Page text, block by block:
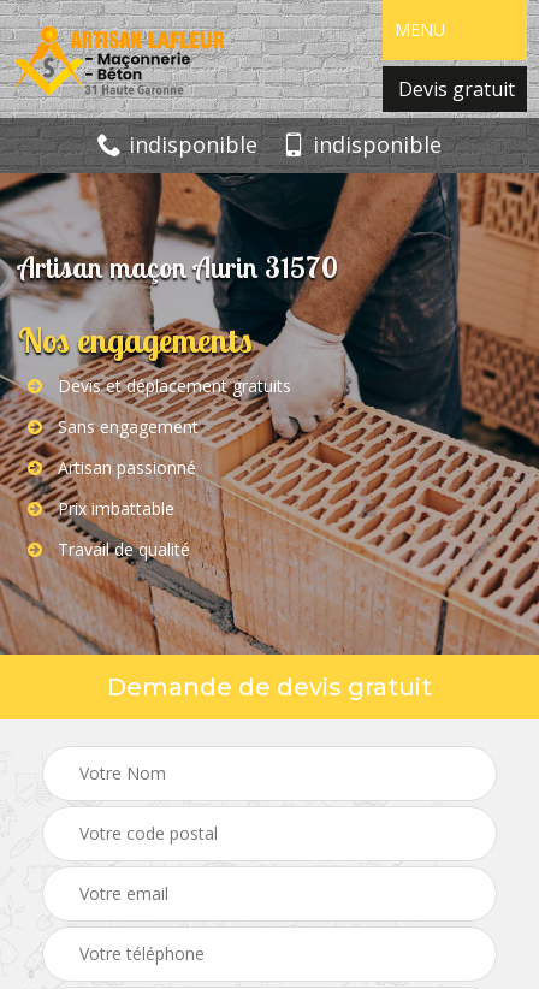
MENU
Devis gratuit
indisponible indisponible
Artisan maçon Aurin 31570
Nos engagements
Devis et déplacement gratuits
Sans engagement
Artisan passionné
Prix imbattable
Travail de qualité
Demande de devis gratuit